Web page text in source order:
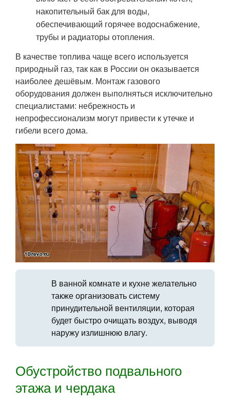
накопительный бак для воды,
обеспечивающий горячее водоснабжение,
трубы и радиаторы отопления.
В качестве топлива чаще всего используется
природный газ, так как в России он оказывается
наиболее дешёвым. Монтаж газового
оборудования должен выполняться исключительно
специалистами: небрежность и
непрофессионализм могут привести к утечке и
гибели всего дома.
В ванной комнате и кухне желательно
также организовать систему
принудительной вентиляции, которая
будет быстро очищать воздух, выводя
наружу излишнюю влагу.
Обустройство подвального
этажа и чердака